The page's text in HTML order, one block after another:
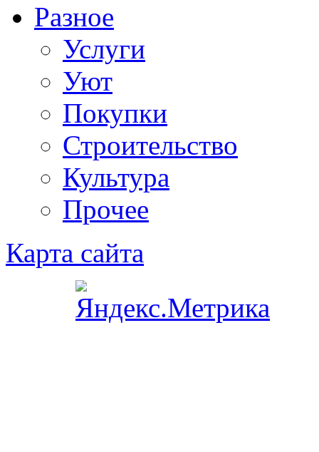
Разное
Услуги
Уют
Покупки
Строительство
Культура
Прочее
Карта сайта